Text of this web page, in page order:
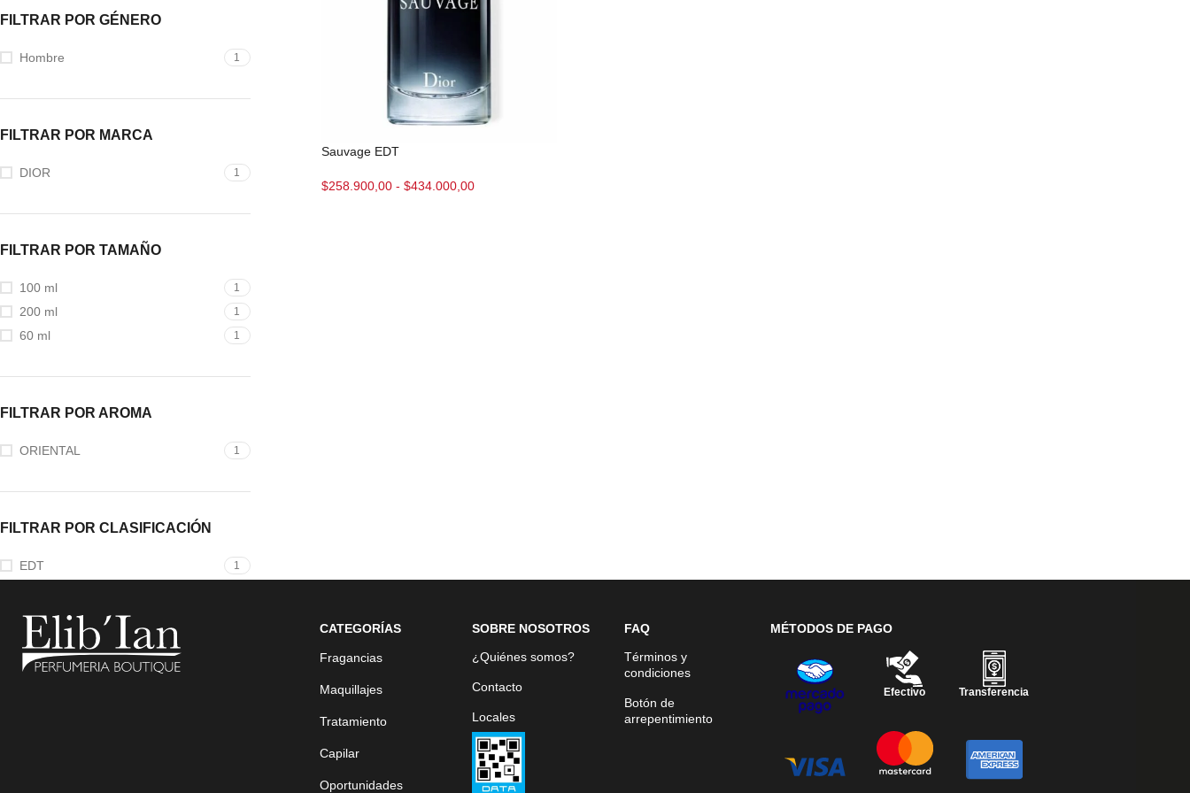
FILTRAR POR GÉNERO
Hombre 1
FILTRAR POR MARCA
DIOR 1
FILTRAR POR TAMAÑO
100 ml 1
200 ml 1
60 ml 1
FILTRAR POR AROMA
ORIENTAL 1
FILTRAR POR CLASIFICACIÓN
EDT 1
Sauvage EDT
$258.900,00 - $434.000,00
CATEGORÍAS
Fragancias
Maquillajes
Tratamiento
Capilar
Oportunidades
SOBRE NOSOTROS
¿Quiénes somos?
Contacto
Locales
FAQ
Términos y
condiciones
Botón de
arrepentimiento
MÉTODOS DE PAGO
Efectivo Transferencia